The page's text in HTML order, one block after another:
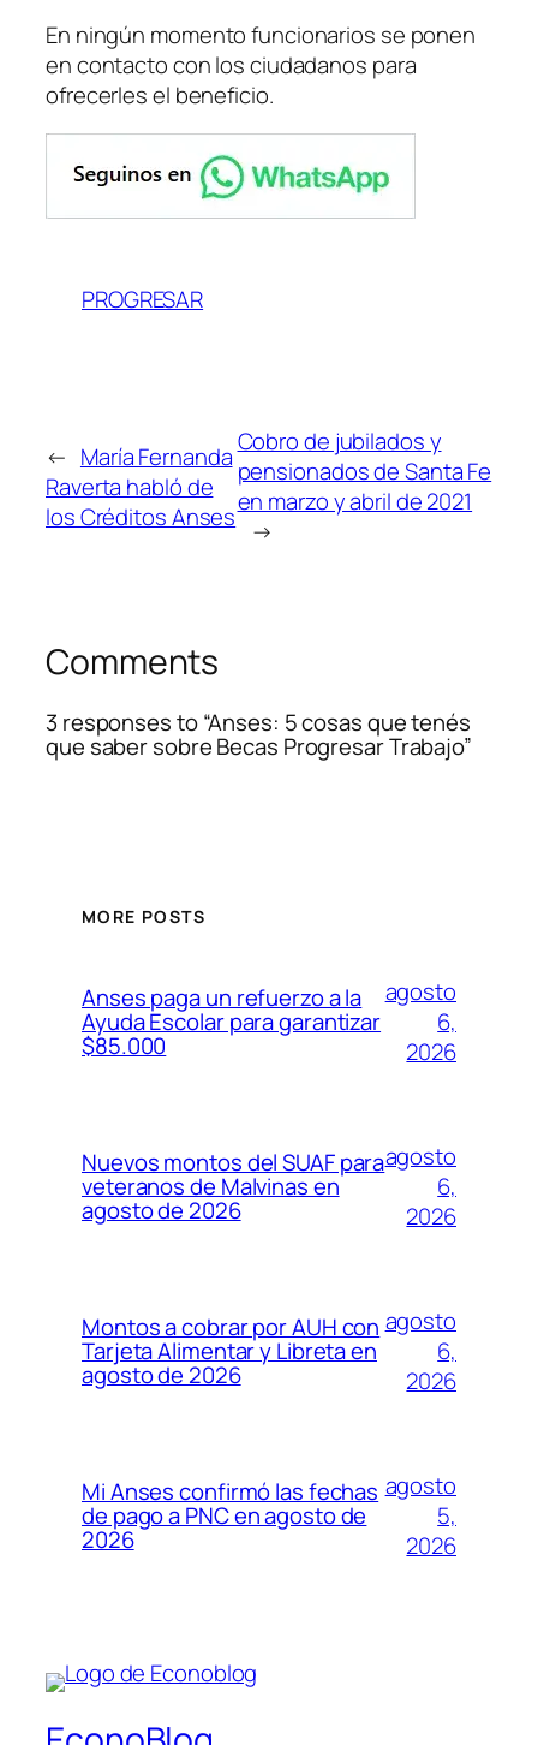
En ningún momento funcionarios se ponen
en contacto con los ciudadanos para
ofrecerles el beneficio.
PROGRESAR
← María Fernanda
Raverta habló de
los Créditos Anses
Cobro de jubilados y
pensionados de Santa Fe
en marzo y abril de 2021
→
Comments
3 responses to “Anses: 5 cosas que tenés
que saber sobre Becas Progresar Trabajo”
MORE POSTS
Anses paga un refuerzo a la
Ayuda Escolar para garantizar
$85.000
agosto
6,
2026
Nuevos montos del SUAF para
veteranos de Malvinas en
agosto de 2026
agosto
6,
2026
Montos a cobrar por AUH con
Tarjeta Alimentar y Libreta en
agosto de 2026
agosto
6,
2026
Mi Anses confirmó las fechas
de pago a PNC en agosto de
2026
agosto
5,
2026